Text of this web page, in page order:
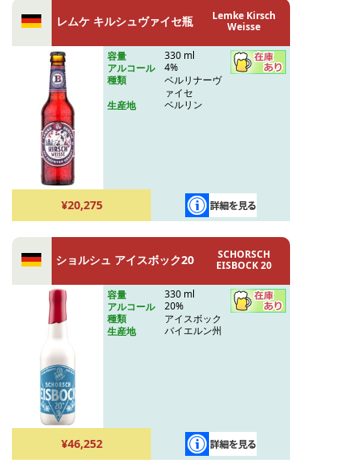
レムケ キルシュヴァイセ瓶
Lemke Kirsch
Weisse
容量
330 ml
アルコール
4%
種類
ベルリナーヴ
ァイセ
生産地
ベルリン
¥20,275
ショルシュ アイスボック20
SCHORSCH
EISBOCK 20
容量
330 ml
アルコール
20%
種類
アイスボック
生産地
バイエルン州
¥46,252